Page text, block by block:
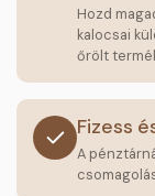
Hozd
kalocsai
őrölt
Fizess
A